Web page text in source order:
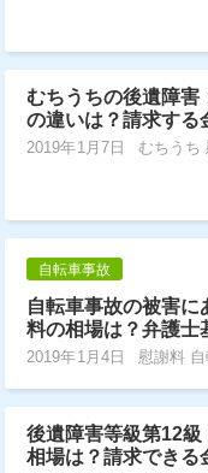
むちうちの後遺障害
の違いは？請求する
2019年1月7日 むちうち
自転車事故
自転車事故の被害
料の相場は？弁護士
2019年1月4日 慰謝料
後遺障害等級第12
相場は？請求できる